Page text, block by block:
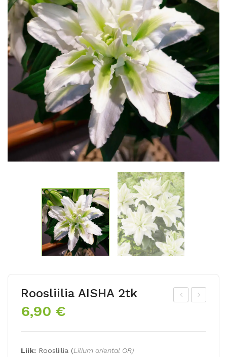
Roosliilia AISHA 2tk
6,90 €
Liik: Roosliilia (Lilium oriental OR)